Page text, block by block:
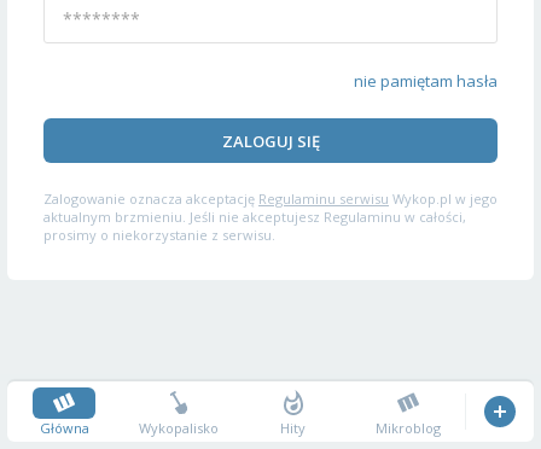
nie pamiętam hasła
ZALOGUJ SIĘ
Zalogowanie oznacza akceptację Regulaminu serwisu Wykop.pl w jego
aktualnym brzmieniu. Jeśli nie akceptujesz Regulaminu w całości,
prosimy o niekorzystanie z serwisu.
Główna Wykopalisko Hity Mikroblog